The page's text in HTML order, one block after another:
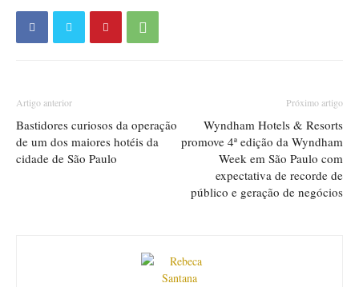
Artigo anterior
Bastidores curiosos da operação
de um dos maiores hotéis da
cidade de São Paulo
Próximo artigo
Wyndham Hotels & Resorts
promove 4ª edição da Wyndham
Week em São Paulo com
expectativa de recorde de
público e geração de negócios